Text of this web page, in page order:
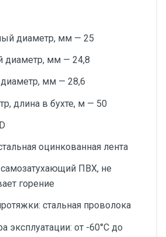
диаметр, мм — 25
диаметр, мм — 24,8
мм — 28,6
длина в бухте, м — 50
оцинкованная лента
ПВХ, не
горение
стальная проволока
эксплуатации: от -60°С до